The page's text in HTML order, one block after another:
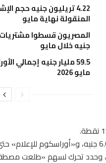
4.22 تريليون جنيه حجم
المنقولة نهاية مايو
جنيه خلال مايو
59.5 مليار جنيه إجمالي
مايو 2026